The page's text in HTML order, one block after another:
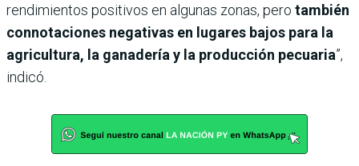
rendimientos positivos en algunas zonas, pero también
connotaciones negativas en lugares bajos para la
agricultura, la ganadería y la producción pecuaria”,
indicó.